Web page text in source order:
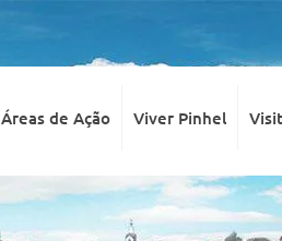
Áreas de Ação Viver Pinhel